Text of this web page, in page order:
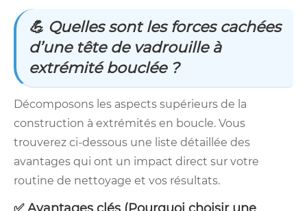
💪 Quelles sont les forces cachées
d’une tête de vadrouille à
extrémité bouclée ?
Décomposons les aspects supérieurs de la
construction à extrémités en boucle. Vous
trouverez ci-dessous une liste détaillée des
avantages qui ont un impact direct sur votre
routine de nettoyage et vos résultats.